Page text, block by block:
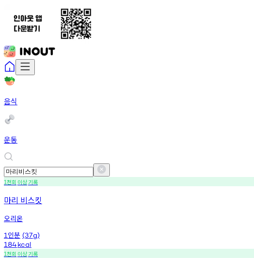
음식
운동
1천회 이상기록
마리 비스킷
오리온
1 인분 (37g)
184kcal
1천회 이상기록